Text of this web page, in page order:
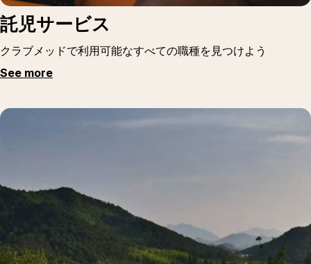
託児サービス
クラブメッドで利用可能なすべての職種を見つけよう
See more